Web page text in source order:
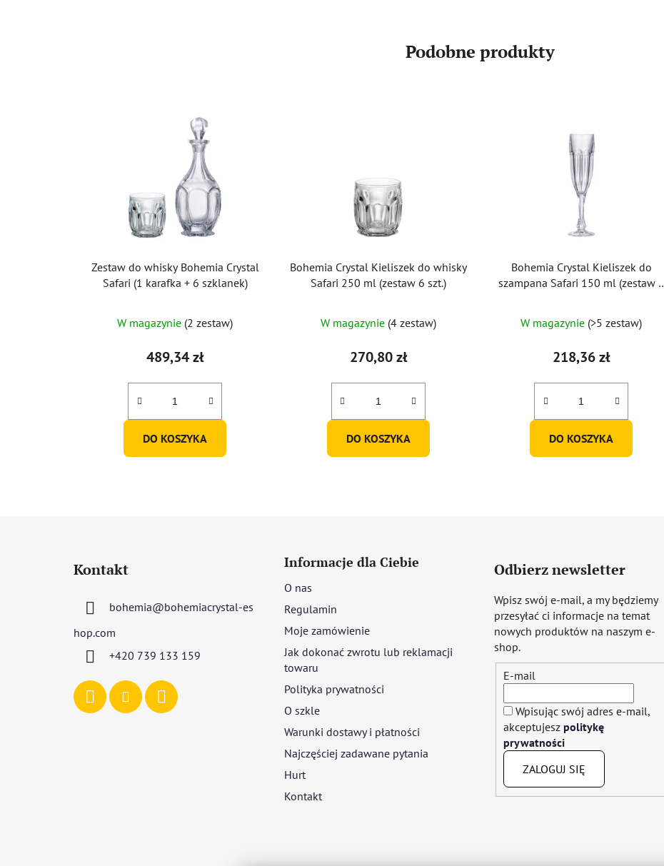
Podobne produkty
Zestaw do whisky Bohemia Crystal
Safari (1 karafka + 6 szklanek)
W magazynie (2 zestaw)
489,34 zł
DO KOSZYKA
Bohemia Crystal Kieliszek do whisky
Safari 250 ml (zestaw 6 szt.)
W magazynie (4 zestaw)
270,80 zł
DO KOSZYKA
Bohemia Crystal Kieliszek do
szampana Safari 150 ml (zestaw 6
W magazynie (>5 zestaw)
218,36 zł
DO KOSZYKA
Kontakt
bohemia@bohemiacrystal-es
hop.com
+420 739 133 159
Informacje dla Ciebie
O nas
Regulamin
Moje zamówienie
Jak dokonać zwrotu lub reklamacji
towaru
Polityka prywatności
O szkle
Warunki dostawy i płatności
Najczęściej zadawane pytania
Hurt
Kontakt
Odbierz newsletter
Wpisz swój e-mail, a my będziemy
przesyłać ci informacje na temat
nowych produktów na naszym e-
shop.
E-mail
Wpisując swój adres e-mail,
akceptujesz politykę
prywatności
ZALOGUJ SIĘ